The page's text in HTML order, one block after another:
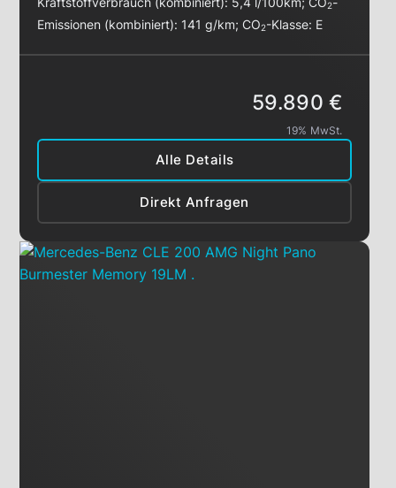
2
Emissionen (kombiniert): 141 g/km;CO2-Klasse: E
Alle Details
Direkt Anfragen
59.890 €
19% MwSt.